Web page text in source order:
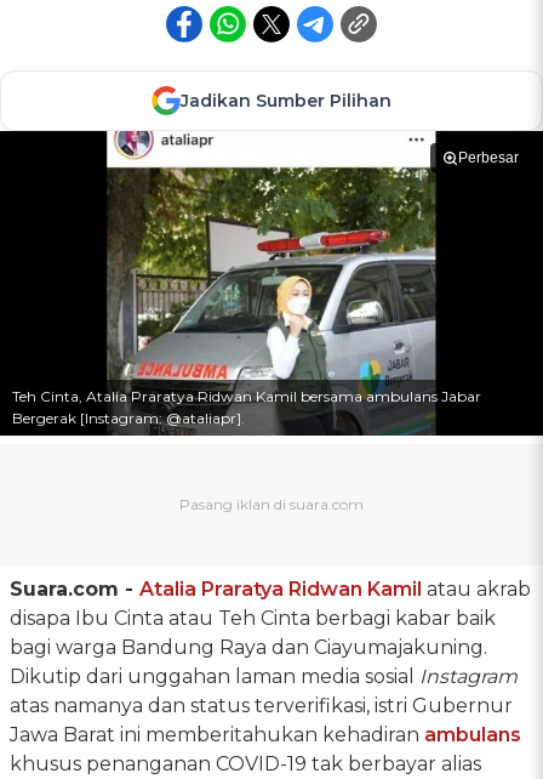
Jadikan Sumber Pilihan
Perbesar
Teh Cinta, Atalia Praratya Ridwan Kamil bersama ambulans Jabar
Bergerak [Instagram: @ataliapr].
Suara.com - Atalia Praratya Ridwan Kamil atau akrab
disapa Ibu Cinta atau Teh Cinta berbagi kabar baik
bagi warga Bandung Raya dan Ciayumajakuning.
Dikutip dari unggahan laman media sosial
Instagram
atas namanya dan status terverifikasi, istri Gubernur
Jawa Barat ini memberitahukan kehadiran ambulans
khusus penanganan COVID-19 tak berbayar alias